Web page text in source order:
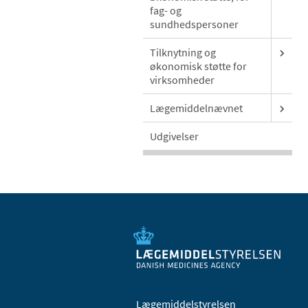
fag- og
sundhedspersoner
Tilknytning og
økonomisk støtte for
virksomheder
Lægemiddelnævnet
Udgivelser
Lægemiddelstyrelsen